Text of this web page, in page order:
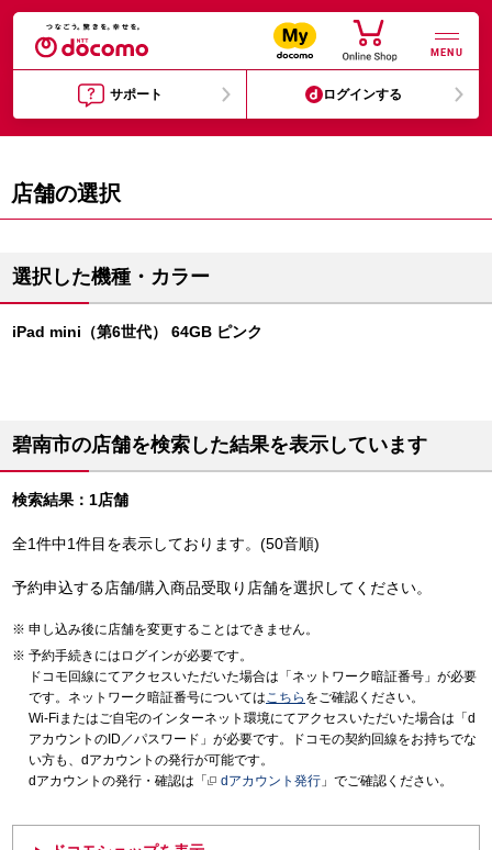
MENU
サポート ログインする
店舗の選択
選択した機種・カラー
iPad mini（第6世代） 64GB ピンク
碧南市の店舗を検索した結果を表示しています
検索結果：1店舗
全1件中1件目を表示しております。(50音順)
予約申込する店舗/購入商品受取り店舗を選択してください。
申し込み後に店舗を変更することはできません。
予約手続きにはログインが必要です。
ドコモ回線にてアクセスいただいた場合は「ネットワーク暗証番号」が必要
です。ネットワーク暗証番号についてはこちら をご確認ください。
Wi-Fiまたはご自宅のインターネット環境にてアクセスいただいた場合は「d
アカウントのID／パスワード」が必要です。ドコモの契約回線をお持ちでな
い方も、dアカウントの発行が可能です。
dアカウントの発行・確認は「
dアカウント発行 」でご確認ください。